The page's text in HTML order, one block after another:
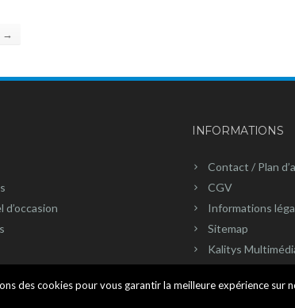
→
d’occasion
INFORMATIONS
Contact / Plan
CGV
Informations
Sitemap
Kalitys
des cookies pour vous garantir la meilleure expérience sur